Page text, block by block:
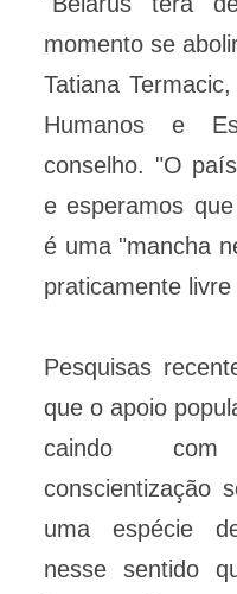
momento se
Tatiana
Humanos e
conselho. "O
e esperamos
é uma "mancha
praticamente
Pesquisas
que o apoio
caindo
conscientização
uma espécie
nesse sentido